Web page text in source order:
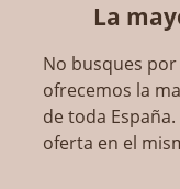
La
No busques por
ofrecemos la
de toda
oferta en el